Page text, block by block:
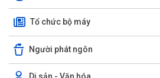
Tổ chức bộ máy
Người phát ngôn
KHAI MẠC TUẦN LỄ TÌNH NGUYỆN